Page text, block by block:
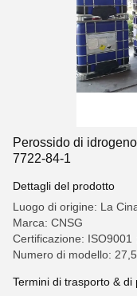
Perossido di
7722-84-1
Dettagli del prodotto
Luogo di origine: La
Marca: CNSG
Certificazione: ISO9001
Numero di modello:
Termini di trasporto & di